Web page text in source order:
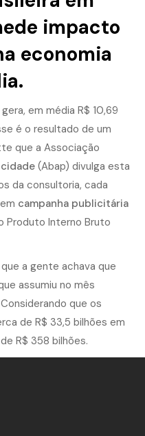
impacto
economia
em média R$ 10,69
é o resultado de um
que a Associação
(Abap) divulga esta
da consultoria, cada
campanha publicitária
Produto Interno Bruto
a gente achava que
assumiu no mês
que os
de R$ 33,5 bilhões em
R$ 358 bilhões.